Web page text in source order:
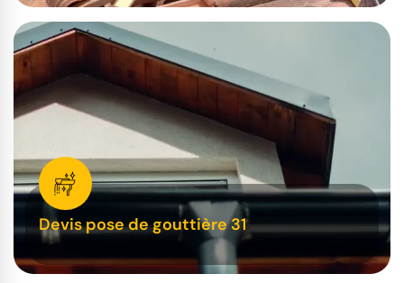
Devis pose de gouttière 31